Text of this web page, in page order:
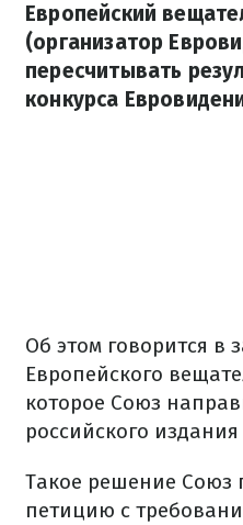
Европейский
(организатор
пересчитывать
конкурса
Об этом говорится в
Европейского
которое Союз
российского издания
Такое решение Союз
петицию с